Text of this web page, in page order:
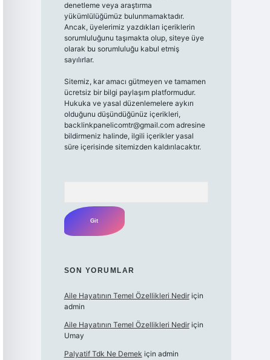
denetleme veya araştırma
yükümlülüğümüz bulunmamaktadır.
Ancak, üyelerimiz yazdıkları içeriklerin
sorumluluğunu taşımakta olup, siteye üye
olarak bu sorumluluğu kabul etmiş
sayılırlar.
Sitemiz, kar amacı gütmeyen ve tamamen
ücretsiz bir bilgi paylaşım platformudur.
Hukuka ve yasal düzenlemelere aykırı
olduğunu düşündüğünüz içerikleri,
backlinkpanelicomtr@gmail.comadresine
bildirmeniz halinde, ilgili içerikler yasal
süre içerisinde sitemizden kaldırılacaktır.
SON YORUMLAR
Aile Hayatının Temel Özellikleri Nediriçin
admin
Aile Hayatının Temel Özellikleri Nediriçin
Umay
Palyatif Tdk Ne Demek için admin